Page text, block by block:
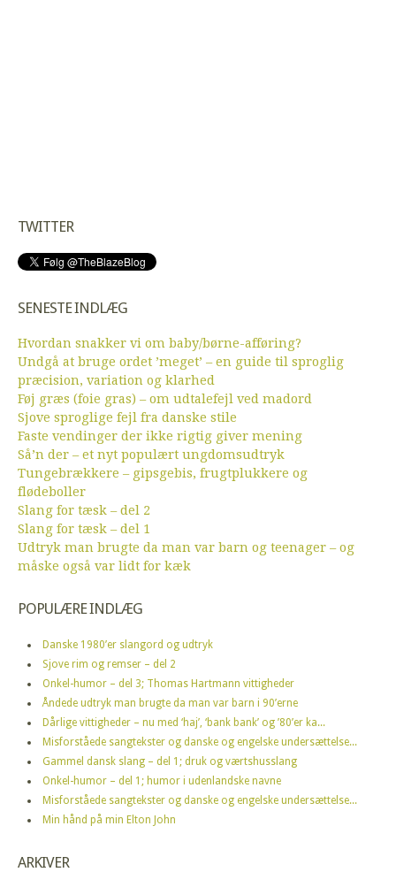
TWITTER
SENESTE INDLÆG
Hvordan snakker vi om baby/børne-afføring?
Undgå at bruge ordet ’meget’ – en guide til sproglig
præcision, variation og klarhed
Føj græs (foie gras) – om udtalefejl ved madord
Sjove sproglige fejl fra danske stile
Faste vendinger der ikke rigtig giver mening
Så’n der – et nyt populært ungdomsudtryk
Tungebrækkere – gipsgebis, frugtplukkere og
flødeboller
Slang for tæsk – del 2
Slang for tæsk – del 1
Udtryk man brugte da man var barn og teenager – og
måske også var lidt for kæk
POPULÆRE INDLÆG
Danske 1980’er slangord og udtryk
Sjove rim og remser – del 2
Onkel-humor – del 3; Thomas Hartmann vittigheder
Åndede udtryk man brugte da man var barn i 90’erne
Dårlige vittigheder – nu med ‘haj’, ‘bank bank’ og ’80’er ka...
Misforståede sangtekster og danske og engelske undersættelse...
Gammel dansk slang – del 1; druk og værtshusslang
Onkel-humor – del 1; humor i udenlandske navne
Misforståede sangtekster og danske og engelske undersættelse...
Min hånd på min Elton John
ARKIVER